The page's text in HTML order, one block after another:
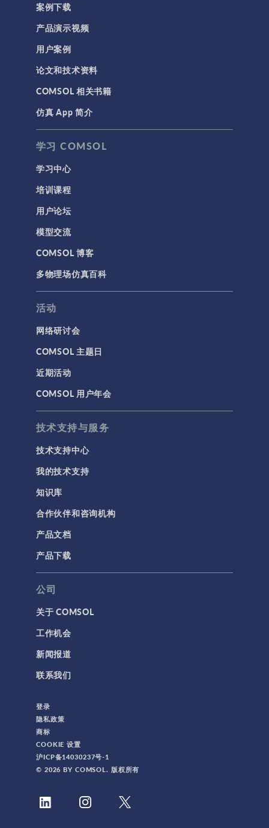
案例下载
产品演示视频
用户案例
论文和技术资料
COMSOL 相关书籍
仿真 App 简介
学习 COMSOL
学习中心
培训课程
用户论坛
模型交流
COMSOL 博客
多物理场仿真百科
活动
网络研讨会
COMSOL 主题日
近期活动
COMSOL 用户年会
技术支持与服务
技术支持中心
我的技术支持
知识库
合作伙伴和咨询机构
产品文档
产品下载
公司
关于 COMSOL
工作机会
新闻报道
联系我们
登录
隐私政策
商标
COOKIE 设置
沪ICP备14030237号-1
© 2026 BY COMSOL. 版权所有